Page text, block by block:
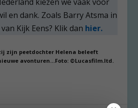
en dank. Zoals Barry Atsma in
Kijk Eens? Klik dan hier.
zijn peetdochter Helena beleeft
avonturen…Foto: ©Lucasfilm.ltd.